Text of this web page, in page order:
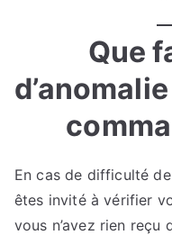
Que
En cas de difficulté
êtes invité à vérifier
vous n’avez rien reçu